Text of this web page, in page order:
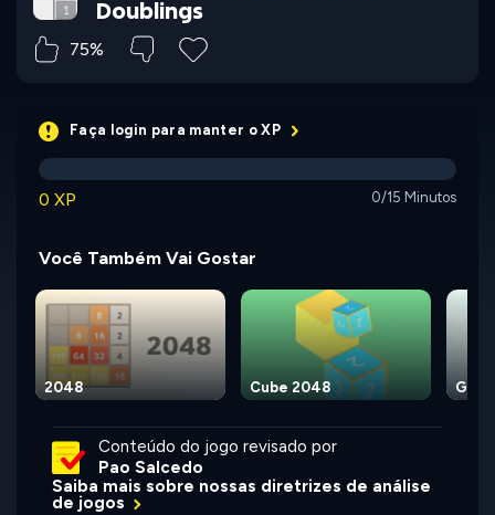
Doublings
75%
Faça login para manter o XP
0 XP 0/15 Minutos
Você Também Vai Gostar
2048 Cube 2048 Get
Conteúdo do jogo revisado por
Pao Salcedo
Saiba mais sobre nossas diretrizes de análise
de jogos